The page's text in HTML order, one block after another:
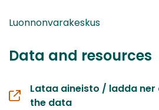
Luonnonvarakeskus
Data and resources
Lataa aineisto / ladda
the data